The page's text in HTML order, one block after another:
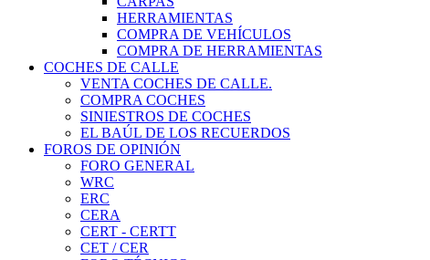
HERRAMIENTAS
COMPRA DE VEHÍCULOS
COMPRA DE HERRAMIENTAS
COCHES DE CALLE
VENTA COCHES DE CALLE.
COMPRA COCHES
SINIESTROS DE COCHES
EL BAÚL DE LOS RECUERDOS
FOROS DE OPINIÓN
FORO GENERAL
WRC
ERC
CERA
CERT - CERTT
CET / CER